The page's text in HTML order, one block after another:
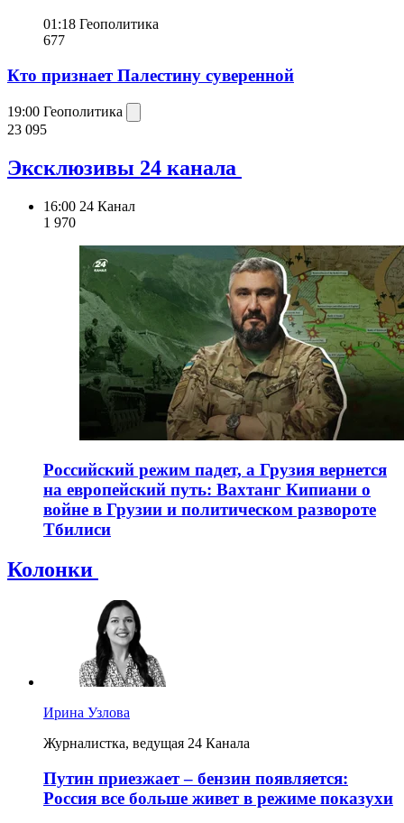
01:18 Геополитика
677
Кто признает Палестину суверенной
19:00 Геополитика
23 095
Эксклюзивы 24 канала
16:00 24 Канал
1 970
Российский режим падет, а Грузия вернется
на европейский путь: Вахтанг Кипиани о
войне в Грузии и политическом развороте
Тбилиси
Колонки
Ирина Узлова
Журналистка, ведущая 24 Канала
Путин приезжает – бензин появляется:
Россия все больше живет в режиме показухи